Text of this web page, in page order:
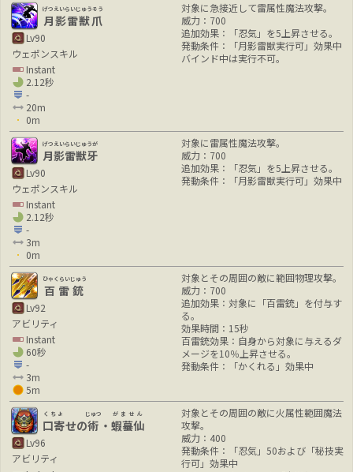
月影雷獣爪
げつえいらいじゅうそう
Lv90
ウェポンスキル
Instant
2.12秒
-
20m
0m
対象に急接近して雷属性魔法攻撃。
威力：700
追加効果：「忍気」を5上昇させる。
発動条件：「月影雷獣実行可」効果中
バインド中は実行不可。
月影雷獣牙
げつえいらいじゅうが
Lv90
ウェポンスキル
Instant
2.12秒
-
3m
0m
対象に雷属性魔法攻撃。
威力：700
追加効果：「忍気」を5上昇させる。
発動条件：「月影雷獣実行可」効果中
百雷銃
ひゃくらいじゅう
Lv92
アビリティ
Instant
60秒
-
3m
5m
対象とその周囲の敵に範囲物理攻撃。
威力：700
追加効果：対象に「百雷銃」を付与す
る。
効果時間：15秒
百雷銃効果：自身から対象に与えるダ
メージを10％上昇させる。
発動条件：「かくれる」効果中
口寄
くちよ
せの術
じゅつ
・ 蝦蟇仙
がません
Lv96
アビリティ
対象とその周囲の敵に火属性範囲魔法
攻撃。
威力：400
発動条件：「忍気」50および「秘技実
行可」効果中